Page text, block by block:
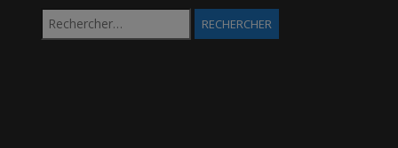
Rechercher :